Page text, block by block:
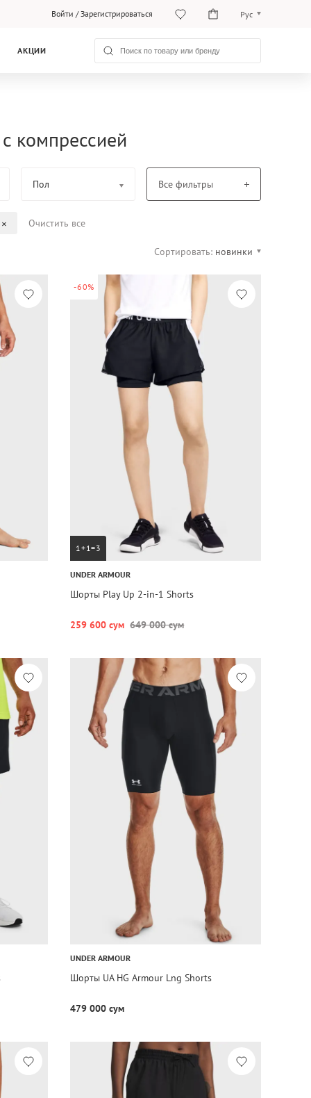
Войти /Зарегистрироваться Рус
Рус
АКЦИИ
компрессией
Пол Все фильтры
Очистить все
Сортировать: новинки
-60%
1+1=3
UNDER ARMOUR
Шорты Play Up 2-in-1 Shorts
259 600 сум 649 000 сум
UNDER ARMOUR
Шорты UA HG Armour Lng Shorts
479 000 сум